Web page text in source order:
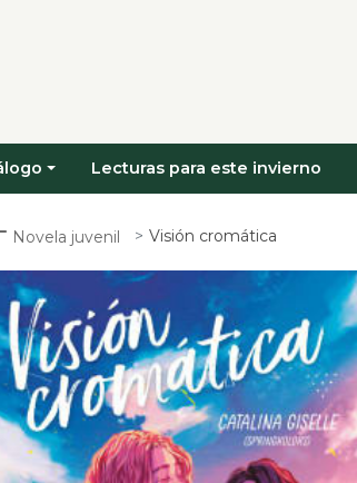
Lecturas para este invierno
Novela juvenil Visión cromática